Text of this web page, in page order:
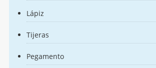
Lápiz
Tijeras
Pegamento